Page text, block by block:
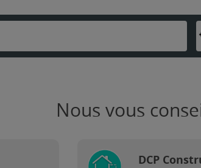
Nous vous
DCP